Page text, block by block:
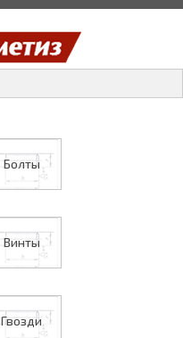
Болты
Винты
Гвозди